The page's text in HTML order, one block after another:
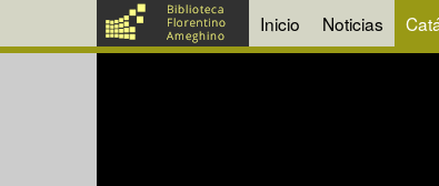
Inicio Noticias